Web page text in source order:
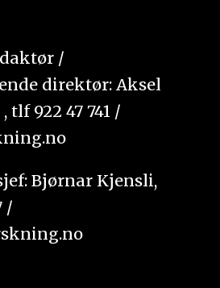
/
direktør: Aksel
922 47 741 /
Bjørnar Kjensli,
/